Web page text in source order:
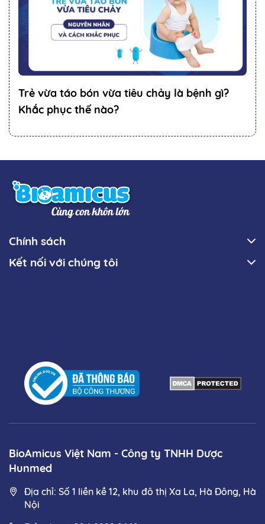
Trẻ vừa táo bón vừa tiêu chảy là bệnh gì?
Khắc phục thế nào?
BioAmicus Việt Nam - Công ty TNHH Dược
Hunmed
Địa chỉ: Số 1 liền kề 12, khu đô thị Xa La, Hà Đông, Hà
Nội
Chính sách
Kết nối với chúng tôi